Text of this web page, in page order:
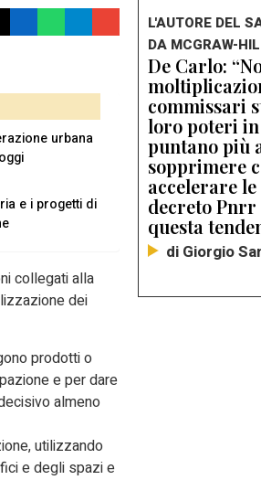
urbana
e i progetti di
collegati alla
dei
prodotti o
e per dare
almeno
utilizzando
e degli spazi e
L'AUTORE DEL
DA MCGRAW-
De Carlo:
commissari
loro poteri
puntano più
sopprimere
accelerare
decreto Pnrr
questa
di Giorgio